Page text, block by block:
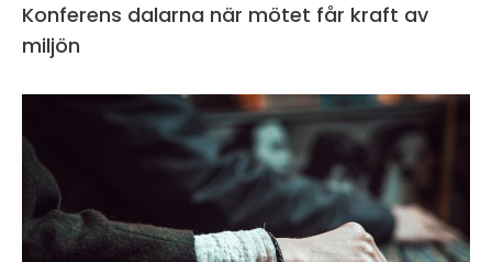
Konferens dalarna när mötet får kraft av
miljön